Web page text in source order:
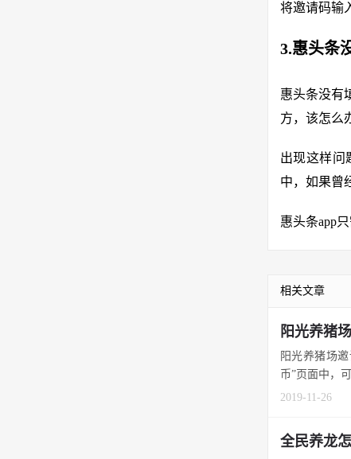
将邀请码输
3.惠头条
惠头条没有
方，该怎么
出现这样问
中，如果曾
惠头条app
相关文章
阳光养猪
阳光养猪场
币”页面中，
2019-11-26
全民养龙